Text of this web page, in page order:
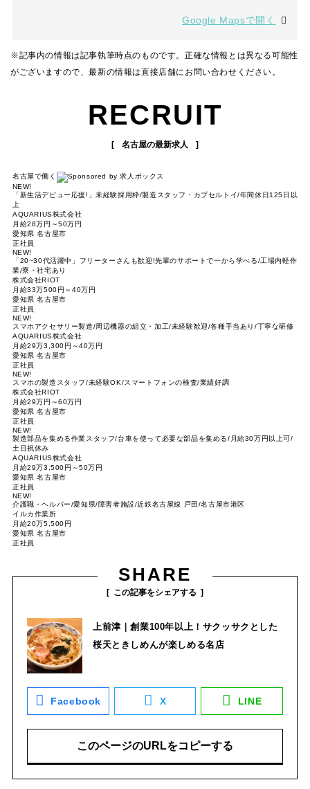
Google Mapsで開く
※記事内の情報は記事執筆時点のものです。正確な情報とは異なる可能性
がございますので、最新の情報は直接店舗にお問い合わせください。
RECRUIT
名古屋の最新求人
名古屋で働く
NEW!
「新生活デビュー応援!」未経験採用枠/製造スタッフ・カプセルトイ/年間休日125日以
上
AQUARIUS株式会社
月給28万円～50万円
愛知県 名古屋市
正社員
NEW!
「20~30代活躍中」フリーターさんも歓迎!先輩のサポートで一から学べる/工場内軽作
業/寮・社宅あり
株式会社RIOT
月給33万500円～40万円
愛知県 名古屋市
正社員
NEW!
スマホアクセサリー製造/周辺機器の組立・加工/未経験歓迎/各種手当あり/丁寧な研修
AQUARIUS株式会社
月給29万3,300円～40万円
愛知県 名古屋市
正社員
NEW!
スマホの製造スタッフ/未経験OK/スマートフォンの検査/業績好調
株式会社RIOT
月給29万円～60万円
愛知県 名古屋市
正社員
NEW!
製造部品を集める作業スタッフ/台車を使って必要な部品を集める/月給30万円以上可/
土日祝休み
AQUARIUS株式会社
月給29万3,500円～50万円
愛知県 名古屋市
正社員
NEW!
介護職・ヘルパー/愛知県/障害者施設/近鉄名古屋線 戸田/名古屋市港区
イルカ作業所
月給20万5,500円
愛知県 名古屋市
正社員
SHARE
この記事をシェアする
上前津｜創業100年以上！サクッサクとした
桜天ときしめんが楽しめる名店
Facebook X LINE
このページのURLをコピーする